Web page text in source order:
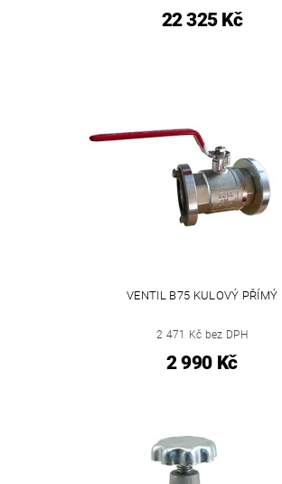
22 325 Kč
VENTIL B75 KULOVÝ PŘÍMÝ
2 471 Kč bez DPH
2 990 Kč